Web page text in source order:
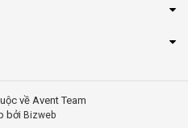
về Avent Team
bởi Bizweb